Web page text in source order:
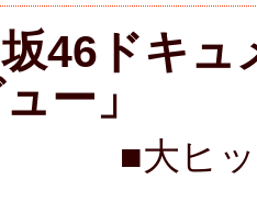
46ドキュ
ー」
■大ヒ